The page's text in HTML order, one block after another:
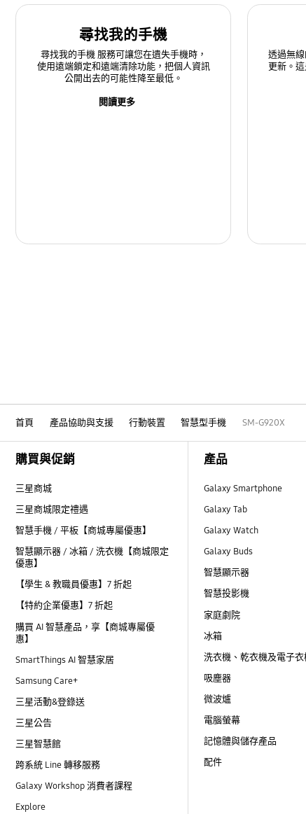
多媒體
相機
尋找我的手機
尋找我的手機 服務可讓您在遺失手機時，
使用遠端鎖定和遠端清除功能，把個人資訊
公開出去的可能性降至最低。
閱讀更多
透過無
更新。
首頁 產品協助與支援 行動裝置 智慧型手機 SM-G920X
購買與促銷
三星商城
三星商城限定禮遇
智慧手機 / 平板【商城專屬優惠】
智慧顯示器 / 冰箱 / 洗衣機【商城限定
優惠】
【學生 & 教職員優惠】7 折起
【特約企業優惠】7 折起
購買 AI 智慧產品，享【商城專屬優
惠】
SmartThings AI 智慧家居
Samsung Care+
三星活動&登錄送
三星公告
三星智慧館
跨系統 Line 轉移服務
Galaxy Workshop 消費者課程
Explore
產品
Galaxy Smartphone
Galaxy Tab
Galaxy Watch
Galaxy Buds
智慧顯示器
智慧投影機
家庭劇院
冰箱
洗衣機、乾衣機及電子衣
吸塵器
微波爐
電腦螢幕
記憶體與儲存產品
配件